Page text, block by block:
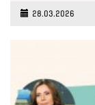
28.03.2026